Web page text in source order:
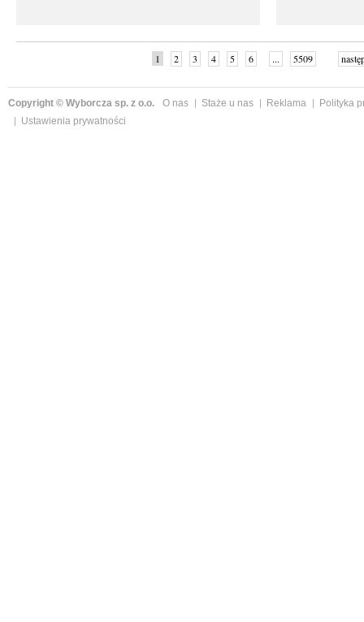
1 2 3 4 5 6 ... 5509
Copyright © Wyborcza sp. z o.o. O nas Staże u nas Reklama
Polityka
Ustawienia prywatności